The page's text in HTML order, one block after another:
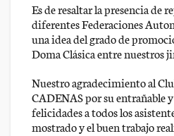
Es de resaltar la presencia de
diferentes Federaciones
una idea del grado de
Doma Clásica entre nuestros
Nuestro agradecimiento al
CADENAS por su entrañable
felicidades a todos los
mostrado y el buen trabajo